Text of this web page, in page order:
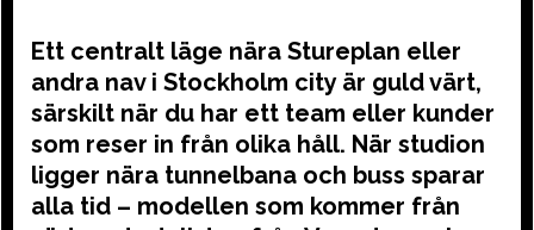
Ett centralt läge nära Stureplan eller
andra nav i Stockholm city är guld värt,
särskilt när du har ett team eller kunder
som reser in från olika håll. När studion
ligger nära tunnelbana och buss sparar
alla tid – modellen som kommer från